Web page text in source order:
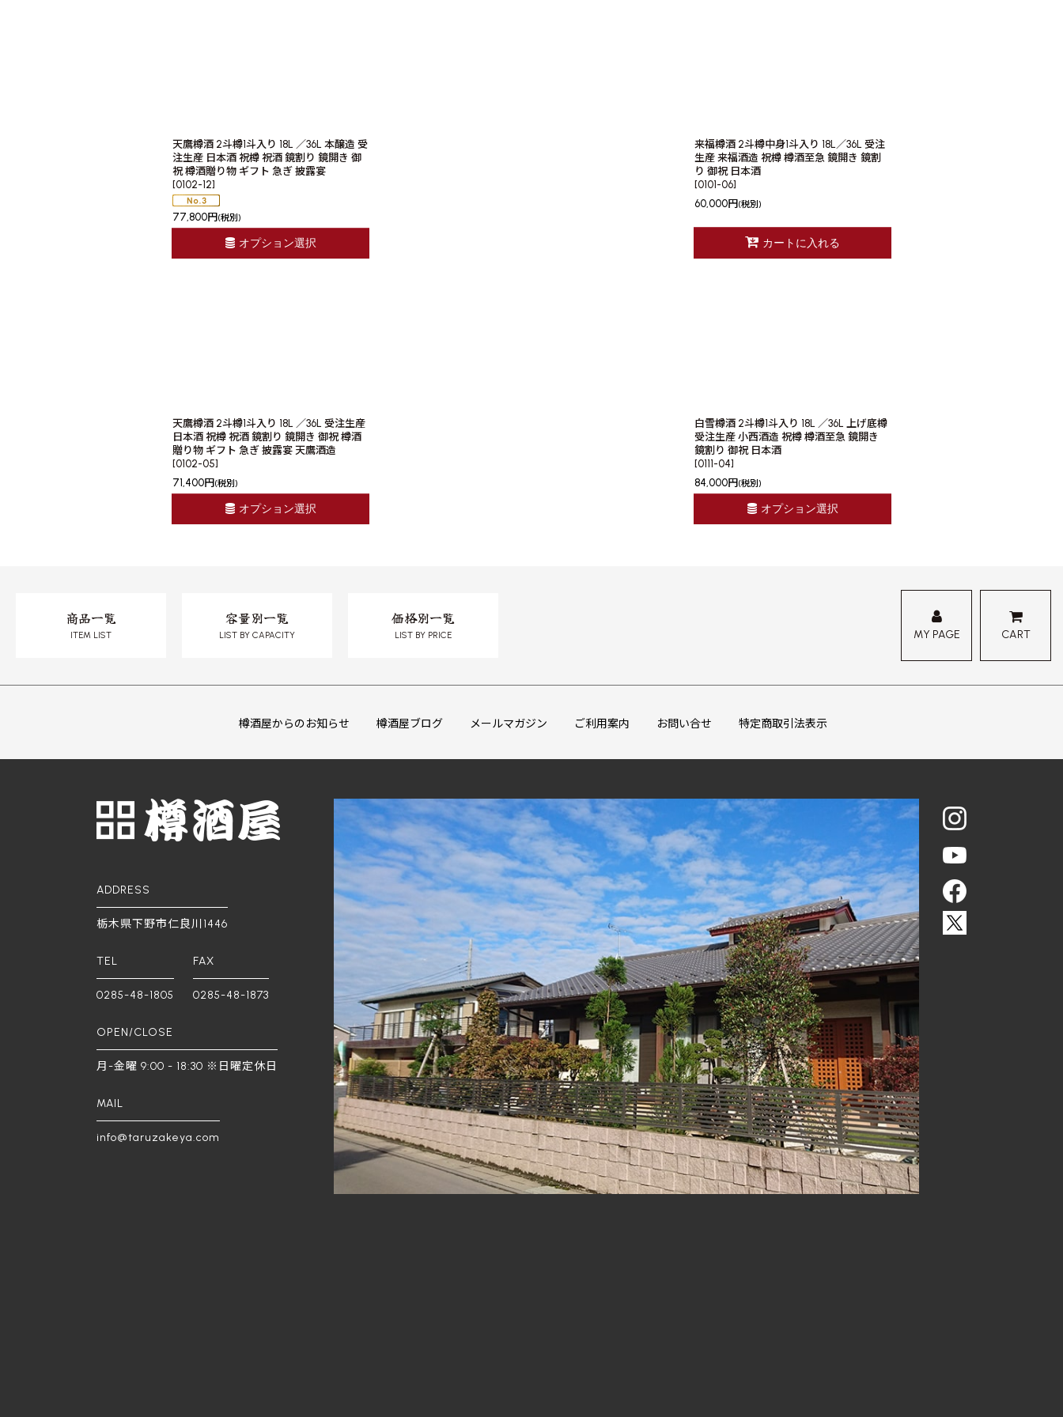
天鷹樽酒 2斗樽1斗入り 18L ／36L 本醸造 受
注生産 日本酒 祝樽 祝酒 鏡割り 鏡開き 御
祝 樽酒贈り物 ギフト 急ぎ 披露宴
[0102-12]
77,800円 (税別)
オプション選択
来福樽酒 2斗樽中身1斗入り 18L／36L 受注
生産 来福酒造 祝樽 樽酒至急 鏡開き 鏡割
り 御祝 日本酒
[0101-06]
60,000円 (税別)
カートに入れる
天鷹樽酒 2斗樽1斗入り 18L ／36L 受注生産
日本酒 祝樽 祝酒 鏡割り 鏡開き 御祝 樽酒
贈り物 ギフト 急ぎ 披露宴 天鷹酒造
[0102-05]
71,400円 (税別)
オプション選択
白雪樽酒 2斗樽1斗入り 18L ／36L 上げ底樽
受注生産 小西酒造 祝樽 樽酒至急 鏡開き
鏡割り 御祝 日本酒
[0111-04]
84,000円 (税別)
オプション選択
商品一覧
ITEM LIST
容量別一覧
LIST BY CAPACITY
価格別一覧
LIST BY PRICE MY PAGE CART
樽酒屋からのお知らせ 樽酒屋ブログ メールマガジン ご利用案内 お問い合せ 特定商取引法表示
ADDRESS
栃木県下野市仁良川1446
TEL
0285-48-1805
FAX
0285-48-1873
OPEN/CLOSE
月-金曜 9:00 - 18:30 ※日曜定休日
MAIL
info@taruzakeya.com